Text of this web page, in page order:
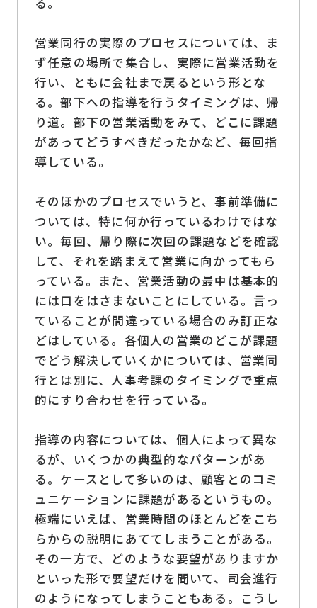
営業同行の実際のプロセスについては、ま
ず任意の場所で集合し、実際に営業活動を
行い、ともに会社まで戻るという形とな
る。部下への指導を行うタイミングは、帰
り道。部下の営業活動をみて、どこに課題
があってどうすべきだったかなど、毎回指
導している。
そのほかのプロセスでいうと、事前準備に
ついては、特に何か行っているわけではな
い。毎回、帰り際に次回の課題などを確認
して、それを踏まえて営業に向かってもら
っている。また、営業活動の最中は基本的
には口をはさまないことにしている。言っ
ていることが間違っている場合のみ訂正な
どはしている。各個人の営業のどこが課題
でどう解決していくかについては、営業同
行とは別に、人事考課のタイミングで重点
的にすり合わせを行っている。
指導の内容については、個人によって異な
るが、いくつかの典型的なパターンがあ
る。ケースとして多いのは、顧客とのコミ
ュニケーションに課題があるというもの。
極端にいえば、営業時間のほとんどをこち
らからの説明にあててしまうことがある。
その一方で、どのような要望がありますか
といった形で要望だけを聞いて、司会進行
のようになってしまうこともある。こうし